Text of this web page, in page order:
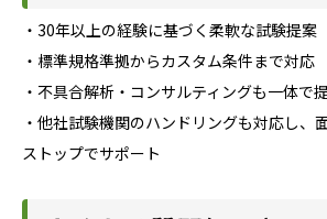
・30年以上の経験に基づく柔軟な試験提案
・標準規格準拠からカスタム条件まで対応
・不具合解析・コンサルティングも一体で
・他社試験機関のハンドリングも対応し、
ストップでサポート